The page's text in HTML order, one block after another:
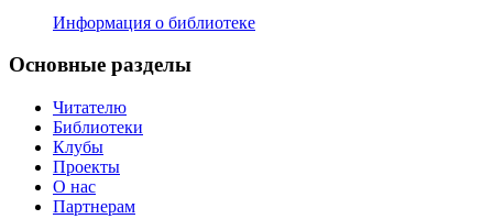
Информация о библиотеке
Основные разделы
Читателю
Библиотеки
Клубы
Проекты
О нас
Партнерам